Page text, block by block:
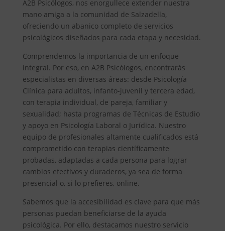
A2B Psicólogos, nos enorgullece extender nuestra
mano amiga a la comunidad de Salzadella,
ofreciendo un abanico completo de servicios
psicológicos diseñados para cada etapa y necesidad.
Comprendemos la importancia de un enfoque
integral. Por eso, en A2B Psicólogos, encontrarás
especialistas en diversas áreas: desde Psicología
Clínica para adultos, infanto-juvenil y tercera edad,
con terapia individual, de pareja, familiar y
sexualidad; hasta programas de Técnicas de Estudio
y apoyo en Psicología Laboral o Jurídica. Nuestro
equipo de profesionales altamente cualificados está
comprometido con terapias científicamente
probadas, adaptadas a cada persona para lograr
cambios efectivos y duraderos, ya sea de forma
presencial o, si lo prefieres, online.
Sabemos que la accesibilidad es clave para que más
personas puedan beneficiarse de la ayuda
psicológica. Por ello, destacamos nuestro servicio